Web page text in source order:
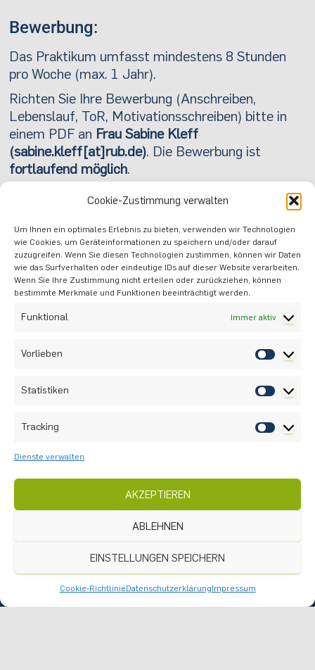
Cookie-Zustimmung verwalten
Um Ihnen ein optimales Erlebnis zu bieten, verwenden wir Technologien
wie Cookies, um Geräteinformationen zu speichern und/oder darauf
zuzugreifen. Wenn Sie diesen Technologien zustimmen, können wir Daten
wie das Surfverhalten oder eindeutige IDs auf dieser Website verarbeiten.
Wenn Sie Ihre Zustimmung nicht erteilen oder zurückziehen, können
bestimmte Merkmale und Funktionen beeinträchtigt werden.
Funktional Immer aktiv
Vorlieben
Statistiken
Tracking
Dienste verwalten
AKZEPTIEREN
ABLEHNEN
EINSTELLUNGEN SPEICHERN
Cookie-RichtlinieDatenschutzerklärungImpressum
Bewerbung:
Das Praktikum umfasst mindestens 8 Stunden
pro Woche (max. 1 Jahr).
Richten Sie Ihre Bewerbung (Anschreiben,
Lebenslauf, ToR, Motivationsschreiben) bitte in
einem PDF an Frau Sabine Kleff
(sabine.kleff[at]rub.de). Die Bewerbung ist
fortlaufend möglich.
Nutzen Sie diese Chance auf wertvolle
Praxiserfahrung in einem dynamischen DaF-
Umfeld!
Herunterladen
VORIGER NÄCHSTER
Datenschutz
Impressum
Praktikumsangebote
Nach oben